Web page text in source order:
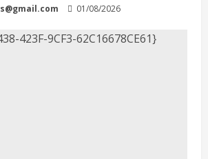
01/08/2026